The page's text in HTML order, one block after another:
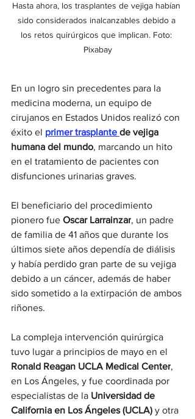
Hasta ahora, los trasplantes de vejiga habían
sido considerados inalcanzables debido a
los retos quirúrgicos que implican. Foto:
Pixabay
En un logro sin precedentes para la
medicina moderna, un equipo de
cirujanos en Estados Unidos realizó con
éxito el primer trasplante de vejiga
humana del mundo, marcando un hito
en el tratamiento de pacientes con
disfunciones urinarias graves.
El beneficiario del procedimiento
pionero fue Oscar Larrainzar, un padre
de familia de 41 años que durante los
últimos siete años dependía de diálisis
y había perdido gran parte de su vejiga
debido a un cáncer, además de haber
sido sometido a la extirpación de ambos
riñones.
La compleja intervención quirúrgica
tuvo lugar a principios de mayo en el
Ronald Reagan UCLA Medical Center,
en Los Ángeles, y fue coordinada por
especialistas de la Universidad de
California en Los Ángeles (UCLA) y otra